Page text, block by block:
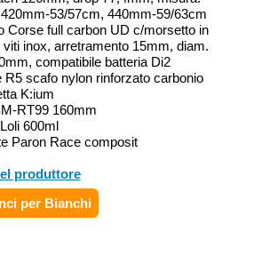
53/57cm, 440mm-59/63cm
Corse full carbon UD c/morsetto in
inox, arretramento 15mm, diam.
compatibile batteria Di2
R5 scafo nylon rinforzato carbonio
K:ium
RT99 160mm
600ml
Paron Race composit
produttore
per Bianchi